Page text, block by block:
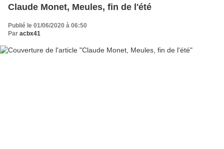
Claude Monet, Meules, fin de l'été
Publié le 01/06/2020 à 06:50
Par acbx41